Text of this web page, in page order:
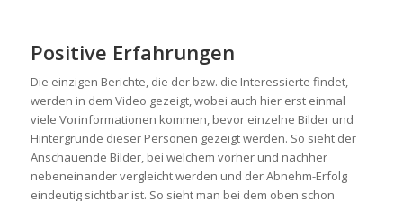
Positive Erfahrungen
Die einzigen Berichte, die der bzw. die Interessierte findet,
werden in dem Video gezeigt, wobei auch hier erst einmal
viele Vorinformationen kommen, bevor einzelne Bilder und
Hintergründe dieser Personen gezeigt werden. So sieht der
Anschauende Bilder, bei welchem vorher und nachher
nebeneinander vergleicht werden und der Abnehm-Erfolg
eindeutig sichtbar ist. So sieht man bei dem oben schon